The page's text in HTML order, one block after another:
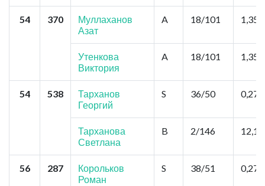
54 370
Муллаханов
Азат
A 18/101 1,35
Утенкова
Виктория
A 18/101 1,35
54 538
Тарханов
Георгий
S 36/50 0,27
Тарханова
Светлана
B 2/146 12,15
56 287
Корольков
Роман
S 38/51 0,27